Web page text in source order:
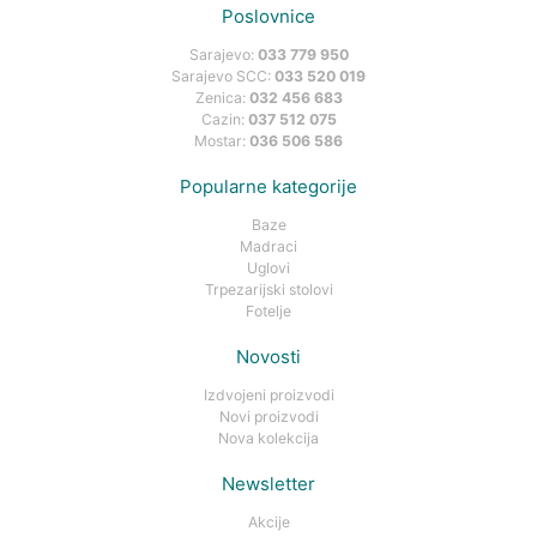
Poslovnice
Sarajevo: 033 779 950
Sarajevo SCC: 033 520 019
Zenica: 032 456 683
Cazin: 037 512 075
Mostar: 036 506 586
Popularne kategorije
Baze
Madraci
Uglovi
Trpezarijski stolovi
Fotelje
Novosti
Izdvojeni proizvodi
Novi proizvodi
Nova kolekcija
Newsletter
Akcije